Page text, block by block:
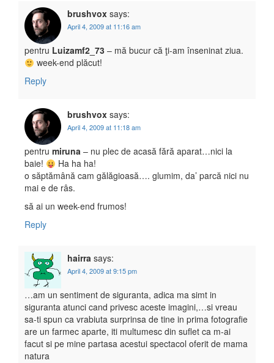
brushvox says:
April 4, 2009 at 11:16 am
pentru Luizamf2_73 – mă bucur că ţi-am înseninat ziua.
week-end plăcut!
Reply
brushvox says:
April 4, 2009 at 11:18 am
pentru miruna – nu plec de acasă fără aparat…nici la
baie!
Ha ha ha!
o săptămână cam gălăgioasă…. glumim, da’ parcă nici nu
mai e de râs.
să ai un week-end frumos!
Reply
hairra says:
April 4, 2009 at 9:15 pm
…am un sentiment de siguranta, adica ma simt in
siguranta atunci cand privesc aceste imagini,…si vreau
sa-ti spun ca vrabiuta surprinsa de tine in prima fotografie
are un farmec aparte, iti multumesc din suflet ca m-ai
facut si pe mine partasa acestui spectacol oferit de mama
natura